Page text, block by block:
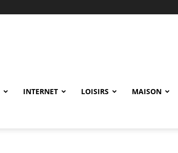
INTERNET LOISIRS MAISON